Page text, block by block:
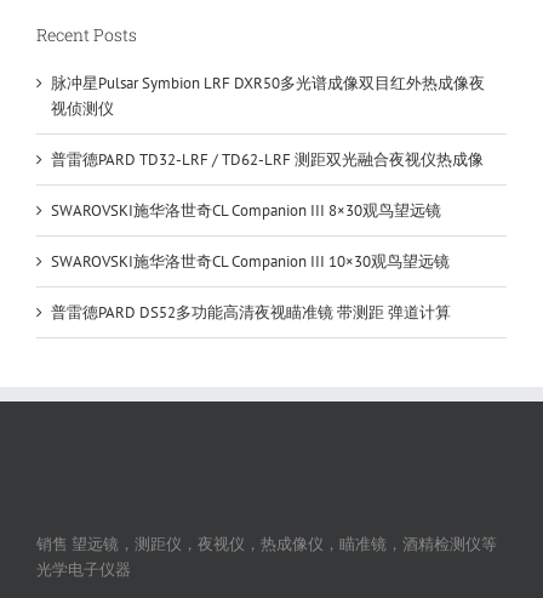
Recent Posts
脉冲星Pulsar Symbion LRF DXR50多光谱成像双目红外热成像夜
视侦测仪
普雷德PARD TD32-LRF / TD62-LRF 测距双光融合夜视仪热成像
SWAROVSKI施华洛世奇CL Companion III 8×30观鸟望远镜
SWAROVSKI施华洛世奇CL Companion III 10×30观鸟望远镜
普雷德PARD DS52多功能高清夜视瞄准镜 带测距 弹道计算
销售 望远镜，测距仪，夜视仪，热成像仪，瞄准镜，酒精检测仪等
光学电子仪器